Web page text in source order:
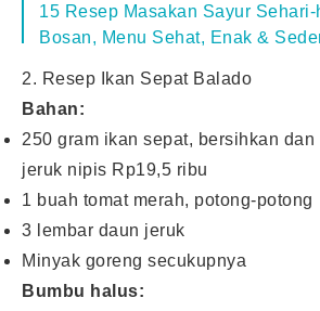
15 Resep Masakan Sayur
Bosan, Menu Sehat, Enak &
2. Resep Ikan Sepat Balado
Bahan:
250 gram ikan sepat, bersihkan
jeruk nipis Rp19,5 ribu
1 buah tomat merah, potong-potong
3 lembar daun jeruk
Minyak goreng secukupnya
Bumbu halus: